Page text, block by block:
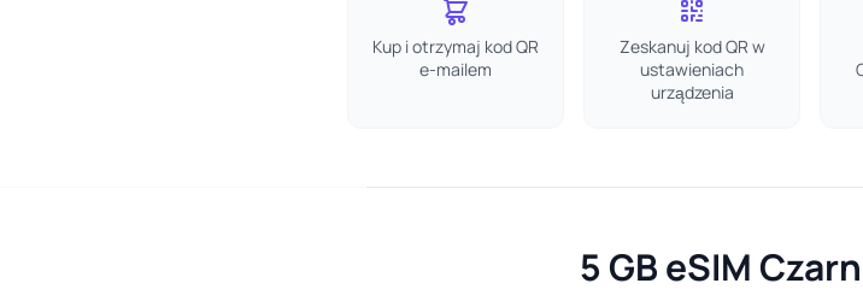
Kup i otrzymaj kod QR
e-mailem
Zeskanuj kod QR w
ustawieniach
urządzenia
5 GB eSIM